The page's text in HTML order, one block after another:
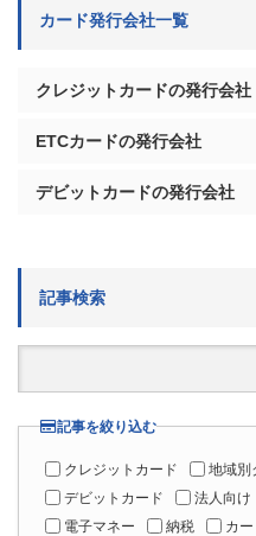
カード発行会社一覧
クレジットカードの発行会社
ETCカードの発行会社
デビットカードの発行会社
記事検索
検
記事を絞り込む
クレジットカード 地域別
デビットカード
法人向け
電子マネー
納税 カ